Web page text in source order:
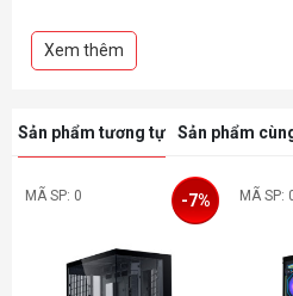
giúp cho việc lắp ráp trở nên linh hoạt
này cũng giúp cho việc tùy chỉnh lắp
Thiết kế nhằm cải thiện luồng không
sau và 3 fan 140mm ở đáy thùng.
Xem thêm
Sản phẩm tương tự Sản phẩm
MÃ SP: 0 -7% MÃ SP: